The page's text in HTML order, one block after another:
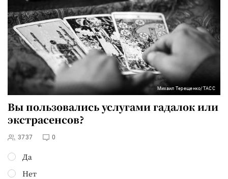
Михаил Терещенко/ТАСС
Вы пользовались услугами гадалок или
экстрасенсов?
3737 0
Да
Нет